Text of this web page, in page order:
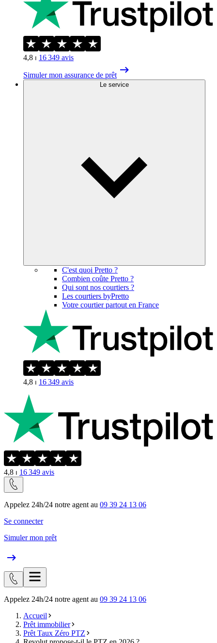
4,8 ⏐ 16 349 avis
Simuler mon assurance de prêt
Le service
C'est quoi Pretto ?
Combien coûte Pretto ?
Qui sont nos courtiers ?
Les courtiers byPretto
Votre courtier partout en France
4,8 ⏐ 16 349 avis
4,8 ⏐ 16 349 avis
Appelez 24h/24 notre agent au 09 39 24 13 06
Se connecter
Simuler mon prêt
Appelez 24h/24 notre agent au 09 39 24 13 06
Accueil
Prêt immobilier
Prêt Taux Zéro PTZ